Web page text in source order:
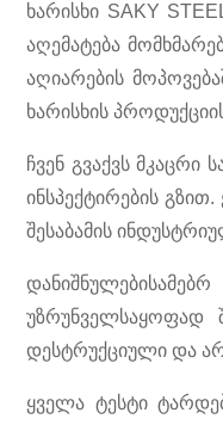
ხარისხი SAKY
აღემატება
აღიარების
ხარისხის
ჩვენ გვაქვს
ინსპექტირების
შესაბამის
უზრუნველსაყოფად
დესტრუქციული და
ყველა ტესტი